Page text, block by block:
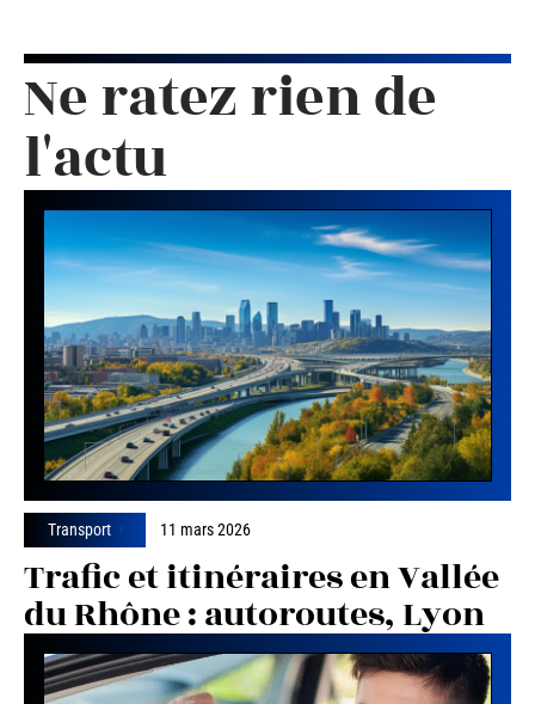
Ne ratez rien de
l'actu
Transport 11 mars 2026
Trafic et itinéraires en Vallée
du Rhône : autoroutes, Lyon